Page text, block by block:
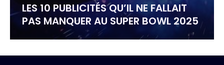
LES 10 PUBLICITÉS QU’IL NE FALLAIT
PAS MANQUER AU SUPER BOWL 2025